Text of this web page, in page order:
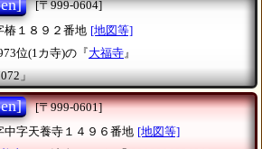
[〒999-0604]
椿１８９２番地 [地図等]
位(1カ寺)の『大福寺 』
」
[〒999-0601]
中字天養寺１４９６番地 [地図等]